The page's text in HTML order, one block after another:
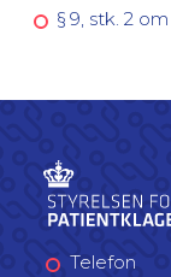
§ 9, stk. 2
Telefon